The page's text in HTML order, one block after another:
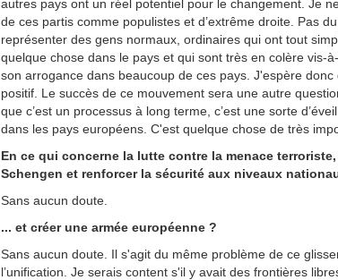
autres pays ont un réel potentiel pour le changement. Je
de ces partis comme populistes et d’extrême droite. Pas
représenter des gens normaux, ordinaires qui ont tout
quelque chose dans le pays et qui sont très en colère vis-
son arrogance dans beaucoup de ces pays. J'espère
positif. Le succès de ce mouvement sera une autre
que c’est un processus à long terme, c’est une sorte
dans les pays européens. C'est quelque chose de très
En ce qui concerne la lutte contre la menace
Schengen et renforcer la sécurité aux niveaux
Sans aucun doute.
... et créer une armée européenne ?
Sans aucun doute. Il s'agit du même problème de ce
l’unification. Je serais content s'il y avait des frontières